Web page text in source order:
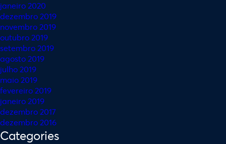
janeiro 2020
dezembro 2019
novembro 2019
outubro 2019
setembro 2019
agosto 2019
julho 2019
maio 2019
fevereiro 2019
janeiro 2019
dezembro 2017
dezembro 2016
Categories